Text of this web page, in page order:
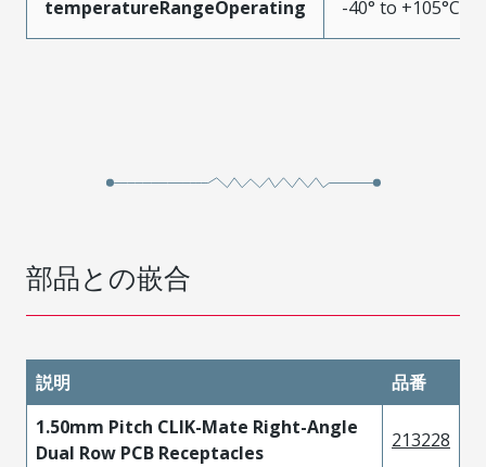
temperatureRangeOperating -40° to +105°C
部品との嵌合
説明
品番
1.50mm Pitch CLIK-Mate Right-Angle
Dual Row PCB Receptacles
213228